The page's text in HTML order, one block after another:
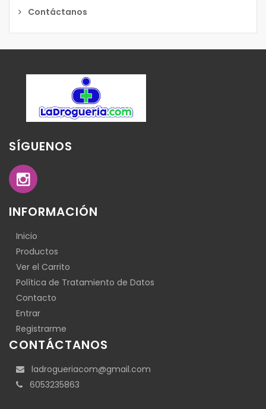
Contáctanos
SÍGUENOS
INFORMACIÓN
Inicio
Productos
Ver el Carrito
Política de Tratamiento de Datos
Contacto
Entrar
Registrarme
CONTÁCTANOS
ladrogueriacom@gmail.com
6053235863